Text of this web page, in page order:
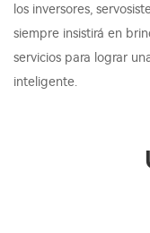
los inversores,
siempre insistirá en
servicios para lograr
inteligente.